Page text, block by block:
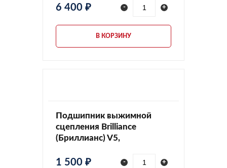
6 400 ₽ - +
В КОРЗИНУ
Подшипник выжимной
сцепления Brilliance
(Бриллианс) V5,
1 500 ₽ - +